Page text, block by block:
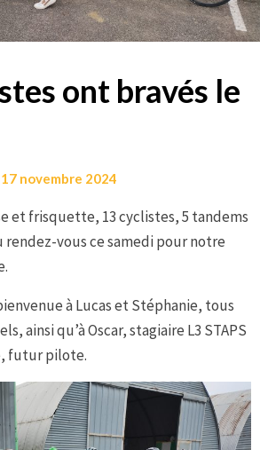
ont bravés le
17 novembre 2024
et frisquette, 13 cyclistes, 5 tandems
rendez-vous ce samedi pour notre
à Lucas et Stéphanie, tous
ainsi qu’à Oscar, stagiaire L3 STAPS
futur pilote.